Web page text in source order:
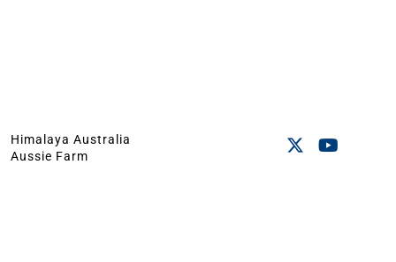
Himalaya Australia
Aussie Farm